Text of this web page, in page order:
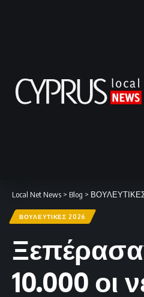
Local Net News > Blog >
ΒΟΥΛΕΥΤΙΚΕΣ 2026
10.000 οι